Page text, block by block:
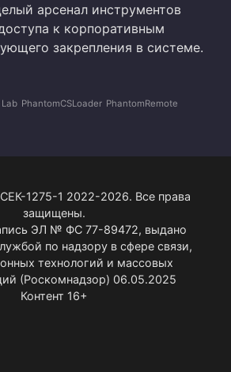
арсенал инструментов
к корпоративным
закрепления в системе.
PhantomCSLoader PhantomRemote
1275-1 2022-2026. Все права
защищены.
ЭЛ № ФС 77-89472, выдано
по надзору в сфере связи,
технологий и массовых
(Роскомнадзор) 06.05.2025
Контент 16+